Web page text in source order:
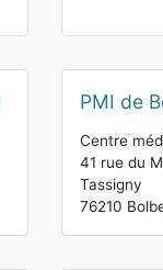
PMI de
Centre
41 rue du
Tassigny
76210